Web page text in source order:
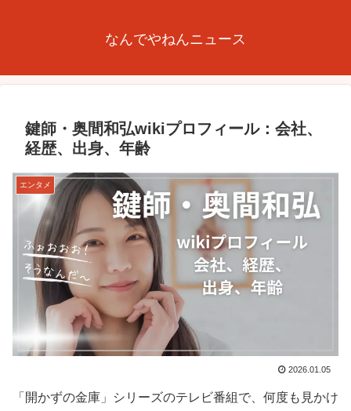
なんでやねんニュース
鍵師・奥間和弘wikiプロフィール：会社、
経歴、出身、年齢
エンタメ
2026.01.05
「開かずの金庫」シリーズのテレビ番組で、何度も見かけ